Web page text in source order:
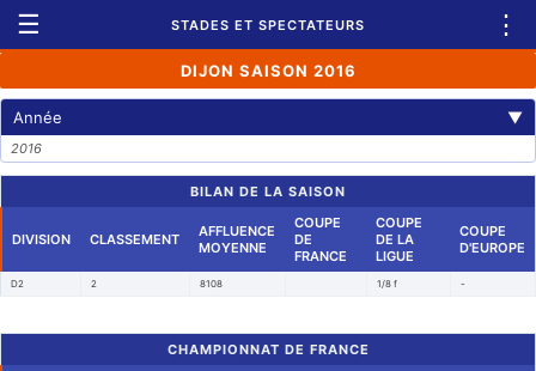
☰ STADES ET SPECTATEURS ⋮
DIJON SAISON 2016
Année ▼
2016
BILAN DE LA SAISON
DIVISION CLASSEMENT
AFFLUENCE
MOYENNE
COUPE
DE
FRANCE
COUPE
DE LA
LIGUE
COUPE
D'EUROPE
D2 2 8108 1/8 f -
CHAMPIONNAT DE FRANCE